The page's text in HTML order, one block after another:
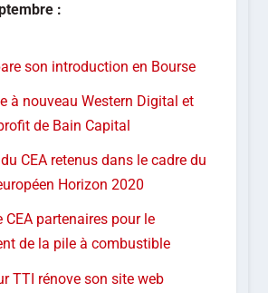
:
son introduction en Bourse
à nouveau Western Digital et
de Bain Capital
CEA retenus dans le cadre du
Horizon 2020
CEA partenaires pour le
de la pile à combustible
TTI rénove son site web